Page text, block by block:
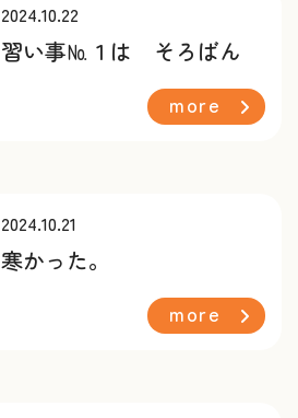
2024.10.22
習い事№１は そろばん
more
2024.10.21
寒かった。
more